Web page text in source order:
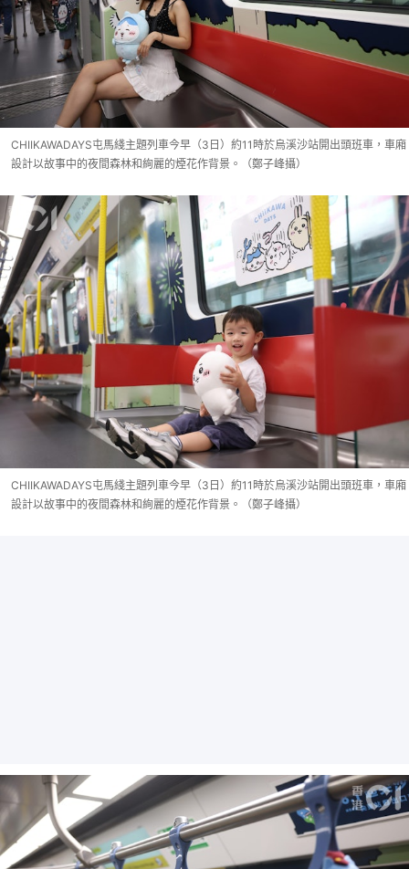
CHIIKAWADAYS屯馬綫主題列車今早（3日）約11時於烏溪沙站開出頭班車，車廂
設計以故事中的夜間森林和絢麗的煙花作背景。（鄭子峰攝）
CHIIKAWADAYS屯馬綫主題列車今早（3日）約11時於烏溪沙站開出頭班車，車廂
設計以故事中的夜間森林和絢麗的煙花作背景。（鄭子峰攝）